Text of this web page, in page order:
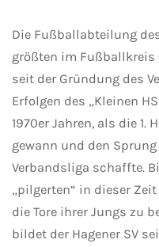
Die Fußballabteilung
größten im
seit der Gründung des
Erfolgen des „Kleinen
1970er Jahren, als die 1.
gewann und den
Verbandsliga schaffte.
„pilgerten“ in dieser
die Tore ihrer Jungs zu
bildet der Hagener SV